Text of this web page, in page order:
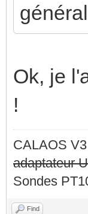
Ok, je
!
CALAOS
adaptateur
Sondes
Find